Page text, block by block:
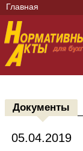
Главная
Документы
05.04.2019